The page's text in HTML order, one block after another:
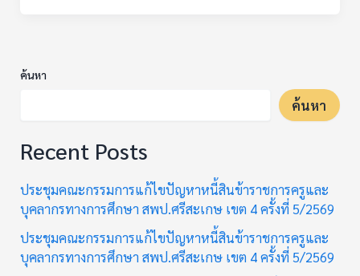
ค้นหา
ค้นหา
Recent Posts
ประชุมคณะกรรมการแก้ไขปัญหาหนี้สินข้าราชการครูและ
บุคลากรทางการศึกษา สพป.ศรีสะเกษ เขต 4 ครั้งที่ 5/2569
ประชุมคณะกรรมการแก้ไขปัญหาหนี้สินข้าราชการครูและ
บุคลากรทางการศึกษา สพป.ศรีสะเกษ เขต 4 ครั้งที่ 5/2569